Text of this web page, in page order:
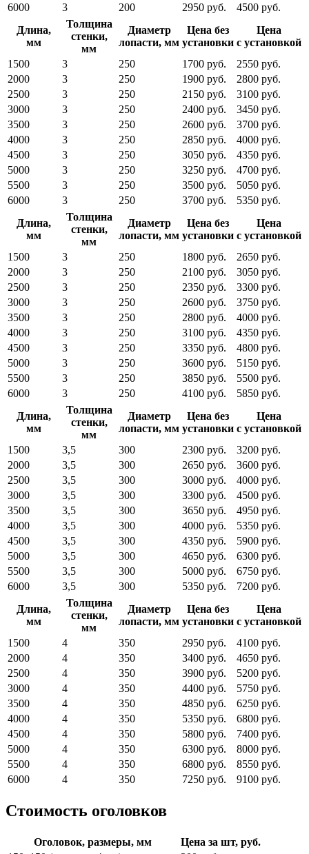
6000
3 200 2950 руб.
4500 руб.
Длина,
мм
Толщина
стенки,
мм
Диаметр
лопасти, мм
Цена без
установки
Цена
с установкой
1500
3 250 1700 руб.
2550 руб.
2000
3 250 1900 руб.
2800 руб.
2500
3 250 2150 руб.
3100 руб.
3000
3 250 2400 руб.
3450 руб.
3500
3 250 2600 руб.
3700 руб.
4000
3 250 2850 руб.
4000 руб.
4500
3 250 3050 руб.
4350 руб.
5000
3 250 3250 руб.
4700 руб.
5500
3 250 3500 руб.
5050 руб.
6000
3 250 3700 руб.
5350 руб.
Длина,
мм
Толщина
стенки,
мм
Диаметр
лопасти, мм
Цена без
установки
Цена
с установкой
1500
3 250 1800 руб.
2650 руб.
2000
3 250 2100 руб.
3050 руб.
2500
3 250 2350 руб.
3300 руб.
3000
3 250 2600 руб.
3750 руб.
3500
3 250 2800 руб.
4000 руб.
4000
3 250 3100 руб.
4350 руб.
4500
3 250 3350 руб.
4800 руб.
5000
3 250 3600 руб.
5150 руб.
5500
3 250 3850 руб.
5500 руб.
6000
3 250 4100 руб.
5850 руб.
Длина,
мм
Толщина
стенки,
мм
Диаметр
лопасти, мм
Цена без
установки
Цена
с установкой
1500
3,5 300 2300 руб.
3200 руб.
2000
3,5 300 2650 руб.
3600 руб.
2500
3,5 300 3000 руб.
4000 руб.
3000
3,5 300 3300 руб.
4500 руб.
3500
3,5 300 3650 руб.
4950 руб.
4000
3,5 300 4000 руб.
5350 руб.
4500
3,5 300 4350 руб.
5900 руб.
5000
3,5 300 4650 руб.
6300 руб.
5500
3,5 300 5000 руб.
6750 руб.
6000
3,5 300 5350 руб.
7200 руб.
Длина,
мм
Толщина
стенки,
мм
Диаметр
лопасти, мм
Цена без
установки
Цена
с установкой
1500
4 350 2950 руб.
4100 руб.
2000
4 350 3400 руб.
4650 руб.
2500
4 350 3900 руб.
5200 руб.
3000
4 350 4400 руб.
5750 руб.
3500
4 350 4850 руб.
6250 руб.
4000
4 350 5350 руб.
6800 руб.
4500
4 350 5800 руб.
7400 руб.
5000
4 350 6300 руб.
8000 руб.
5500
4 350 6800 руб.
8550 руб.
6000
4 350 7250 руб. 9100 руб.
Стоимость оголовков
Оголовок, размеры, мм
Цена за шт, руб.